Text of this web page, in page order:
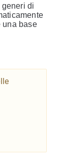
di
una base